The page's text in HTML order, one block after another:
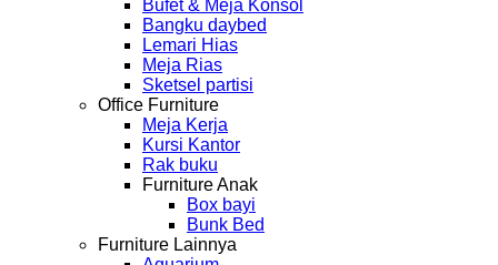
Bufet & Meja Konsol
Bangku daybed
Lemari Hias
Meja Rias
Sketsel partisi
Office Furniture
Meja Kerja
Kursi Kantor
Rak buku
Furniture Anak
Box bayi
Bunk Bed
Furniture Lainnya